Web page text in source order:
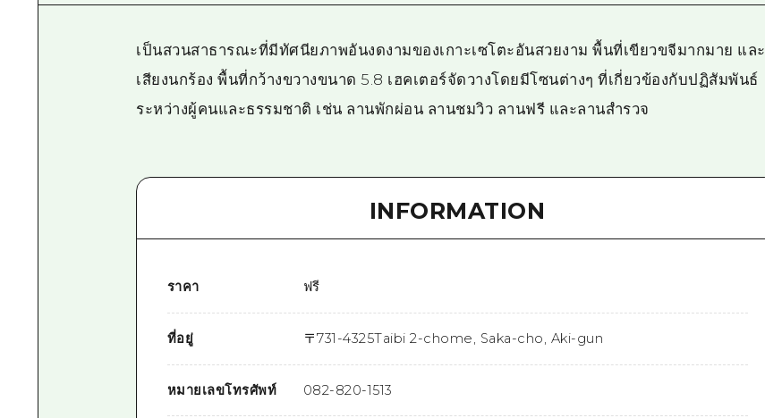
เป็นสวนสาธารณะที่มีทัศนียภาพอันงดงามของเกาะเซโตะอันสวยงาม พื้นที่เขียวขจีมากมาย และ
เสียงนกร้อง พื้นที่กว้างขวางขนาด 5.8 เฮคเตอร์จัดวางโดยมีโซนต่างๆ ที่เกี่ยวข้องกับปฏิสัมพันธ์
ระหว่างผู้คนและธรรมชาติ เช่น ลานพักผ่อน ลานชมวิว ลานฟรี และลานสำรวจ
INFORMATION
ราคา ฟรี
ที่อยู่ 〒731-4325Taibi 2-chome, Saka-cho, Aki-gun
หมายเลขโทรศัพท์ 082-820-1513